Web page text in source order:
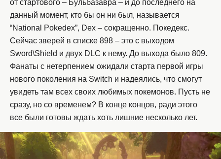
от стартового – Бульбазавра – и до последнего на
данный момент, кто бы он ни был, называется
“National Pokedex”, Dex – сокращенно. Покедекс.
Сейчас зверей в списке 898 – это с выходом
Sword\Shield и двух DLC к нему. До выхода было 809.
Фанаты с нетерпением ожидали старта первой игры
нового поколения на Switch и надеялись, что смогут
увидеть там всех своих любимых покемонов. Пусть не
сразу, но со временем? В конце концов, ради этого
все были готовы ждать хоть лишние несколько лет.